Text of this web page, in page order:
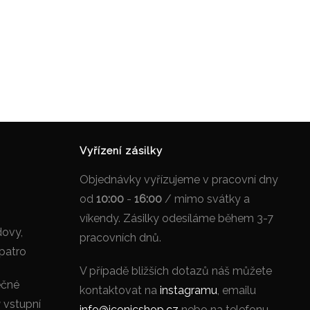
vstupní
Vyřízení zásilky
Objednávky vyřízujeme v pracovní dny
od 10:00- 16:00/ mimo svátky a
víkendy. Zásilky odesíláme během 3-7
pracovních dnů.
V případě bližších dotazů náš můžete
kontaktovat na instagramu, emailu